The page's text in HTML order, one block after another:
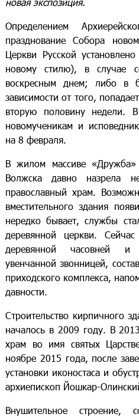
Определением
празднование Собора
Церкви Русской
новому стилю), в случае
воскресным днем; либо в
зависимости от того,
вторую половину недели.
новомученикам и
на 8 февраля.
В жилом массиве
Волжска давно назрела
православный храм.
вместительного здания
нередко бывает, службы
деревянной церкви.
деревянной часовней и
увенчанной звонницей,
приходского комплекса,
давности.
Строительство кирпичного
началось в 2009 году. В
храм во имя святых
ноябре 2015 года, после
установки иконостаса и
архиепископ Йошкар-
Внушительное строение,